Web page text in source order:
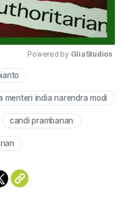
Powered by GliaStudios
menteri india narendra modi
candi prambanan